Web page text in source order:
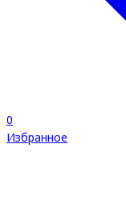
0
Избранное